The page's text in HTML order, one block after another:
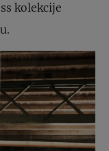
kolekcije